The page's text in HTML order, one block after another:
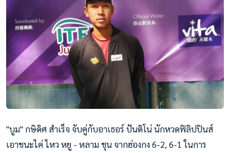
"บูม" กษิดิศ สำเร็จ จับคู่กับอาเธอร์ ปันติโน่ นักหวดฟิลิปปินส์
เอาชนะไค่ ไหว หยู - หลาม ชุน จากฮ่องกง 6-2, 6-1 ในการ